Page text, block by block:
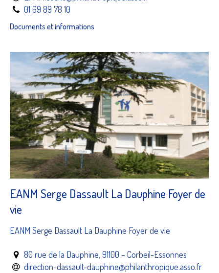
01 69 89 78 10
Documents et informations
EANM Serge Dassault La Dauphine Foyer de
vie
EANM Serge Dassault La Dauphine Foyer de vie
80 rue de la Dauphine, 91100 – Corbeil-Essonnes
direction-dassault-dauphine@philanthropique.asso.fr